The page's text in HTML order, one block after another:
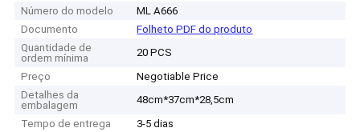
Número do modelo
ML A666
Documento
Folheto PDF do produto
Quantidade de
ordem mínima
20 PCS
Preço
Negotiable Price
Detalhes da
embalagem
48cm*37cm*28,5cm
Tempo de entrega
3-5 dias